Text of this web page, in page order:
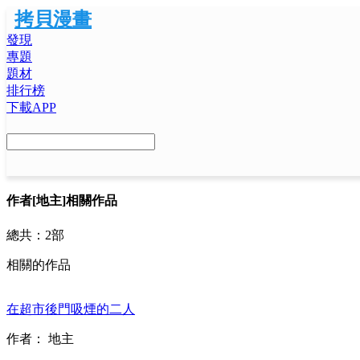
拷貝漫畫
發現
專題
題材
排行榜
下載APP
作者[地主]相關作品
總共： 2部
相關的作品
在超市後門吸煙的二人
作者： 地主